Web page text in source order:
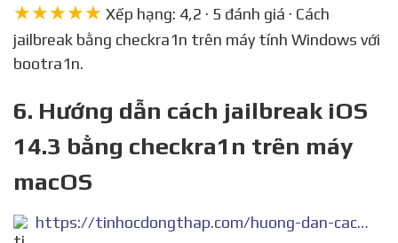
★★★★★ Xếp hạng: 4,2 · 5 đánh giá · Cách
jailbreak bằng checkra1n trên máy tính Windows với
bootra1n.
6. Hướng dẫn cách jailbreak iOS
14.3 bằng checkra1n trên máy
macOS
https://tinhocdongthap.com/huong-dan-cach-jailbreak-ios-14-3-bang-checkra1n-tren-may-macos.html